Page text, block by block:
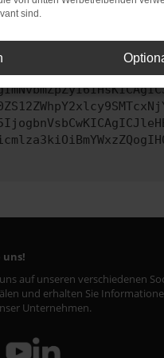
kontaktiere uns bitte.
uns!
auf unseren verschiedenen
und erhalten Sie
Unternehmen.
sind.